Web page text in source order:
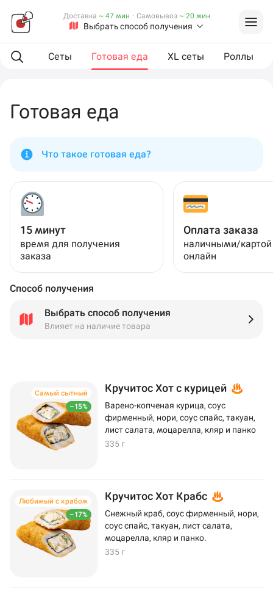
Выбрать способ получения
Доставка ~ 47 мин · Самовывоз ~ 20 мин
Сеты Готовая еда XL сеты Роллы
Готовая еда
Что такое готовая еда?
15 минут
время для получения
заказа
Оплата заказа
наличными/
онлайн
Способ получения
Выбрать способ получения
Влияет на наличие товара
–15%
Самый сытный Кручитос Хот с курицей
Варено-копченая курица, соус
фирменный, нори, соус спайс, такуан,
лист салата, моцарелла, кляр и панко
335 г
–17%
Любимый с крабом Кручитос Хот Крабс
Снежный краб, соус фирменный, нори,
соус спайс, такуан, лист салата,
моцарелла, кляр и панко.
335 г